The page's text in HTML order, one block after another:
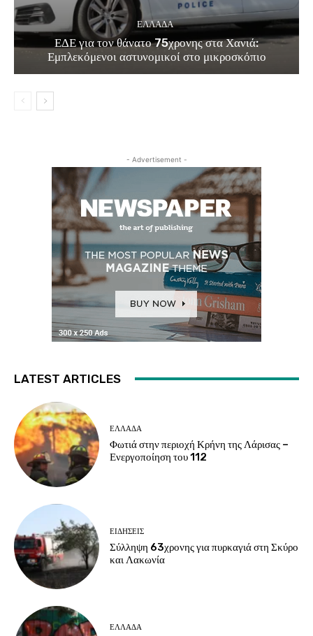
ΕΛΛΑΔΑ
ΕΔΕ για τον θάνατο 75χρονης στα Χανιά:
Εμπλεκόμενοι αστυνομικοί στο μικροσκόπιο
- Advertisement -
LATEST ARTICLES
ΕΛΛΑΔΑ
Φωτιά στην περιοχή Κρήνη της Λάρισας –
Ενεργοποίηση του 112
ΕΙΔΗΣΕΙΣ
Σύλληψη 63χρονης για πυρκαγιά στη Σκύρο
και Λακωνία
ΕΛΛΑΔΑ